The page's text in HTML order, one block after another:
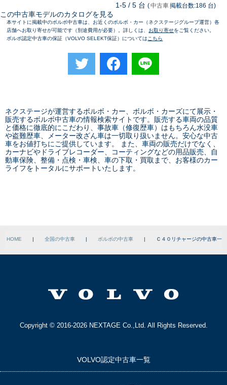
1-5 / 5 台 (中古車掲載台数:186 台)
この中古車モデルのカタログを見る
本サイトに掲載中のボルボ中古車は、お近くのボルボ・カー（ネクステージグループ運営）各
店舗へお取り寄せが可能です（別途費用が必要）。詳しくは、 お取り寄せをご覧ください。
ボルボ認定中古車の保証（VOLVO SELEKT保証）については こちら
ネクステージが運営するボルボ・カー、ボルボ・カーズにて展示・
販売するボルボ中古車の情報検索サイトです。販売する車両の品質
と価格に徹底的にこだわり、事故車（修復歴車）はもちろん水没車
や盗難歴車、メーター改ざん車は一切取り扱いません。安心な中古
車をお値打ちに ご提供しています。 また、車両の販売だけでなく、
カーナビやドライブレコーダー、コーティングなどの用品販売、自
動車保険、整備・点検・車検、車の下取・買取まで、お客様のカー
ライフをトータルにサポートいたします。
HOME | 全国の中古車 | ボルボの中古車 | Ｃ４０リチャージの中古車一覧
Copyright © 2016-2026 NEXTAGE Co.,Ltd. All Rights Reserved.
VOLVO認定中古車一覧